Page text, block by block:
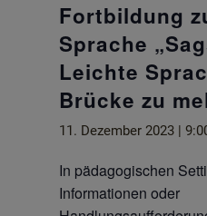
Fortbildung
Sprache
Leichte
Brücke zu
11. Dezember 2023 |
In pädagogischen
Informationen oder